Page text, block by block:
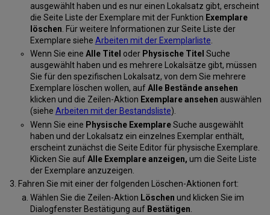
ausgewählt haben und es nur einen Lokalsatz gibt, erscheint
die Seite Liste der Exemplare mit der Funktion Exemplare
löschen . Für weitere Informationen zur Seite Liste der
Exemplare siehe Arbeiten mit der Exemplarliste
Wenn Sie eine Alle Titel oder Physische Titel Suche
ausgewählt haben und es mehrere Lokalsätze gibt, müssen
Sie für den spezifischen Lokalsatz, von dem Sie mehrere
Exemplare löschen wollen, aufAlle Bestände ansehen
klicken und die Zeilen-Aktion Exemplare ansehen auswählen
(siehe Arbeiten mit der Bestandsliste).
Wenn Sie eine Physische ExemplareSuche ausgewählt
haben und der Lokalsatz ein einzelnes Exemplar enthält,
erscheint zunächst die Seite Editor für physische Exemplare.
Klicken Sie aufAlle Exemplare anzeigen, um die Seite Liste
der Exemplare anzuzeigen.
Fahren Sie mit einer der folgenden Löschen-Aktionen fort:
Wählen Sie die Zeilen-Aktion Löschen und klicken Sie im
Dialogfenster Bestätigung auf Bestätigen